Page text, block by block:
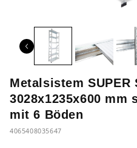
Metalsistem SUPER
3028x1235x600
mit 6 Böden
4065408035647